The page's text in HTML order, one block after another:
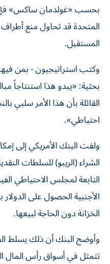
بحسب «غولدمان ساكس»
المتحدة قد تحاول منع
المستقبل.
وكتب استراتيجيون - بمن
بحثية: «يبدو هذا استنتاجاً
القائلة بأن هذا الأمر سلبي
احتياطي».
ولفت البنك الأمريكي إلى
التابعة لمجلس الاحتياطي
الأجنبية الحصول على
الخزانة دون الحاجة لبيعها.
وأوضح البنك أن ذلك يسلط
تتمثل في أسواق رأس المال